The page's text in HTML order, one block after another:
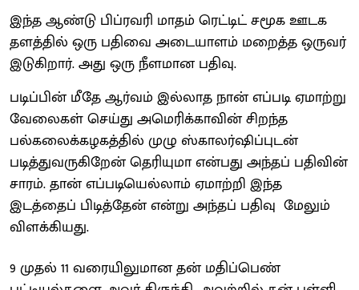
இந்த ஆண்டு பிப்ரவரி மாதம் ரெட்டிட் சமூக ஊடக
தளத்தில் ஒரு பதிவை அடையாளம் மறைத்த ஒருவர்
இடுகிறார். அது ஒரு நீளமான பதிவு.
படிப்பின் மீதே ஆர்வம் இல்லாத நான் எப்படி ஏமாற்று
வேலைகள் செய்து அமெரிக்காவின் சிறந்த
பல்கலைக்கழகத்தில் முழு ஸ்காலர்ஷிப்புடன்
படித்துவருகிறேன் தெரியுமா என்பது அந்தப் பதிவின்
சாரம். தான் எப்படியெல்லாம் ஏமாற்றி இந்த
இடத்தைப் பிடித்தேன் என்று அந்தப் பதிவு மேலும்
விளக்கியது.
9 முதல் 11 வரையிலுமான தன் மதிப்பெண்